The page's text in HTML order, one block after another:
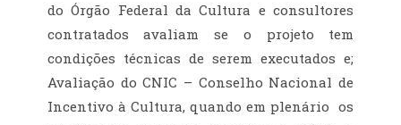
do Órgão Federal da Cultura e consultores
contratados avaliam se o projeto tem
condições técnicas de serem executados e;
Avaliação do CNIC – Conselho Nacional de
Incentivo à Cultura, quando em plenário os